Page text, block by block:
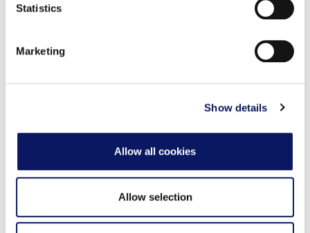
We use cookies to personalise content and ads, to
provide social media features and to analyse our traffic.
our social media, advertising and analytics partners who
provided to them or that they’ve collected from your use
Statistics
Marketing
Show details
Allow all cookies
Allow selection
レイル、水上バイクのレンタル、ゲームルーム、監視付
泊のお客様には、ディズニー・ワールドへの無料送迎な
Walt Disney Worldゴルフコースの
ティータイム、ディズニー・プランニング・デスクな
ンシャル・スイートを備え、高級でブティックな雰囲気